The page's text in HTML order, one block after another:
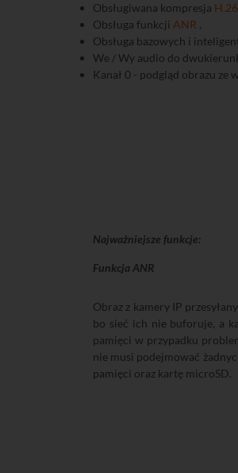
Obsługiwana kompresja
Obsługa funkcji ANR ,
Obsługa bazowych i
We / Wy audio do
Kanał 0 - podgląd obrazu
Najważniejsze funkcje:
Funkcja ANR
Obraz z kamery IP
bo sieć ich nie buforuje, a
pamięci w przypadku
nie musi podejmować
pamięci oraz kartę microSD.